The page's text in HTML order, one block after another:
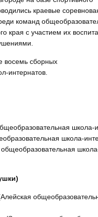
краевые
команд
края с участием их
восемь сборных
интернатов.
школа-
школа-